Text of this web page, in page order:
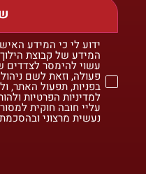
ידוע לי כי המידע
המידע של קבוצת
עשוי להימסר
פעולה, וזאת לשם
בפניות, תפעול האתר,
למדיניות הפרטיות
עליי חובה חוקית
נעשית מרצוני